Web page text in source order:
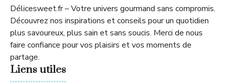
Délicesweet.fr – Votre univers gourmand sans compromis.
Découvrez nos inspirations et conseils pour un quotidien
plus savoureux, plus sain et sans soucis. Merci de nous
faire confiance pour vos plaisirs et vos moments de
partage.
Liens utiles